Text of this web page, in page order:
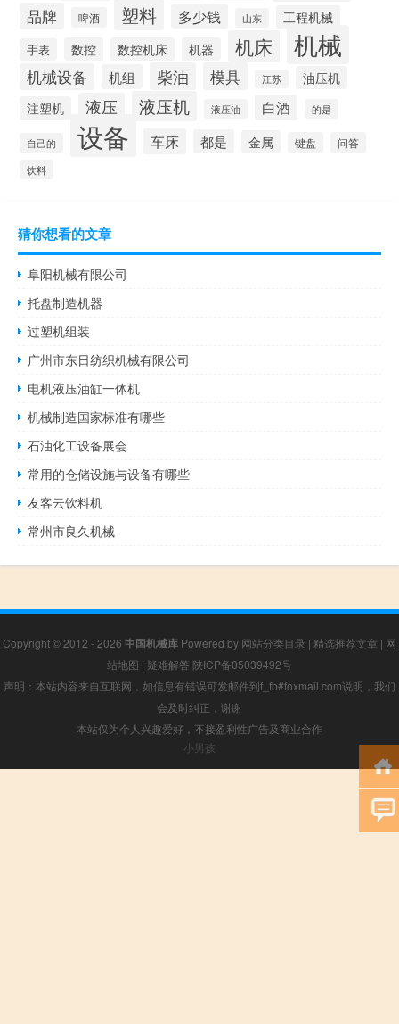
品牌 啤酒 塑料 多少钱 山东 工程机械
手表 数控 数控机床 机器 机床 机械
机械设备 机组 柴油 模具 江苏
油压机
注塑机
液压 液压机 液压油 白酒 的是
自己的 设备 车床 都是 金属 键盘 问答
饮料
猜你想看的文章
阜阳机械有限公司
托盘制造机器
过塑机组装
广州市东日纺织机械有限公司
电机液压油缸一体机
机械制造国家标准有哪些
石油化工设备展会
常用的仓储设施与设备有哪些
友客云饮料机
常州市良久机械
Copyright © 2012 - 2026 中国机械库 Powered by 网站分类目录 | 精选推荐文章 | 网
站地图 | 疑难解答 陕ICP备05039492号
声明：本站内容来自互联网，如信息有错误可发邮件到f_fb#foxmail.com说明，我们
会及时纠正，谢谢
本站仅为个人兴趣爱好，不接盈利性广告及商业合作
小男孩